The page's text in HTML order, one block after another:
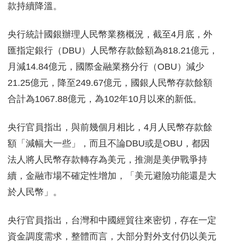
款持續降溫。
央行統計國銀辦理人民幣業務概況，截至4月底，外
匯指定銀行（DBU）人民幣存款餘額為818.21億元，
月減14.84億元，國際金融業務分行（OBU）減少
21.25億元，降至249.67億元，國銀人民幣存款餘額
合計為1067.88億元，為102年10月以來的新低。
央行官員指出，與前幾個月相比，4月人民幣存款餘
額「減幅大一些」，而且不論DBU或是OBU，都因
法人將人民幣存款轉存為美元，推測是美伊戰爭持
續，金融市場不確定性增加，「美元避險功能還是大
於人民幣」。
央行官員指出，台灣和中國經貿往來密切，存在一定
資金調度需求，整體而言，大部分對外支付仍以美元